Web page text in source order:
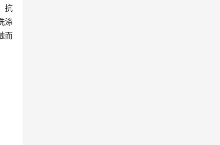
抗
涤
而